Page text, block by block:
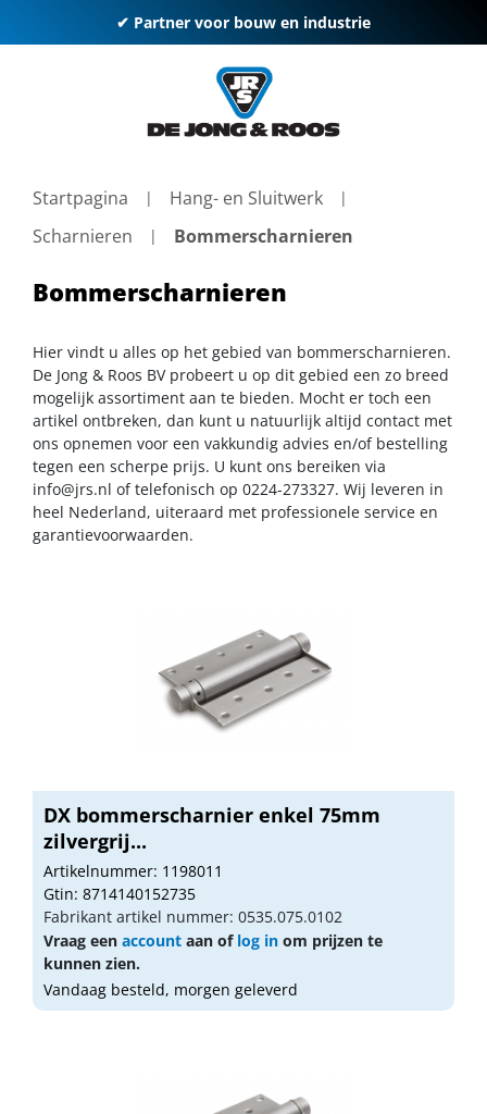
✔ Partner voor bouw en industrie
Startpagina
Hang- en Sluitwerk
Scharnieren
Bommerscharnieren
Bommerscharnieren
Hier vindt u alles op het gebied van bommerscharnieren.
De Jong & Roos BV probeert u op dit gebied een zo breed
mogelijk assortiment aan te bieden. Mocht er toch een
artikel ontbreken, dan kunt u natuurlijk altijd contact met
ons opnemen voor een vakkundig advies en/of bestelling
tegen een scherpe prijs. U kunt ons bereiken via
info@jrs.nl of telefonisch op 0224-273327. Wij leveren in
heel Nederland, uiteraard met professionele service en
garantievoorwaarden.
DX bommerscharnier enkel 75mm
zilvergrij...
Artikelnummer: 1198011
Gtin: 8714140152735
Fabrikant artikel nummer: 0535.075.0102
Vraag een account aan of log in om prijzen te
kunnen zien.
Vandaag besteld, morgen geleverd